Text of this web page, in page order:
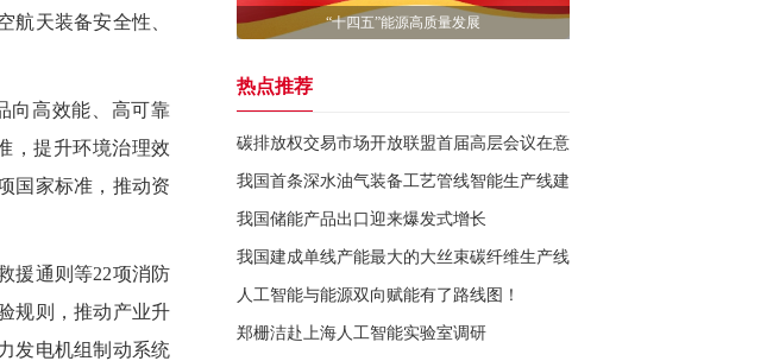
航天装备安全性、
向高效能、高可靠
，提升环境治理效
国家标准，推动资
援通则等22项消防
规则，推动产业升
发电机组制动系统
“十四五”能源高质量发展
热点推荐
碳排放权交易市场开放联盟首届高层会议在意大利举行
我国首条深水油气装备工艺管线智能生产线建设完成
我国储能产品出口迎来爆发式增长
我国建成单线产能最大的大丝束碳纤维生产线
人工智能与能源双向赋能有了路线图！
郑栅洁赴上海人工智能实验室调研